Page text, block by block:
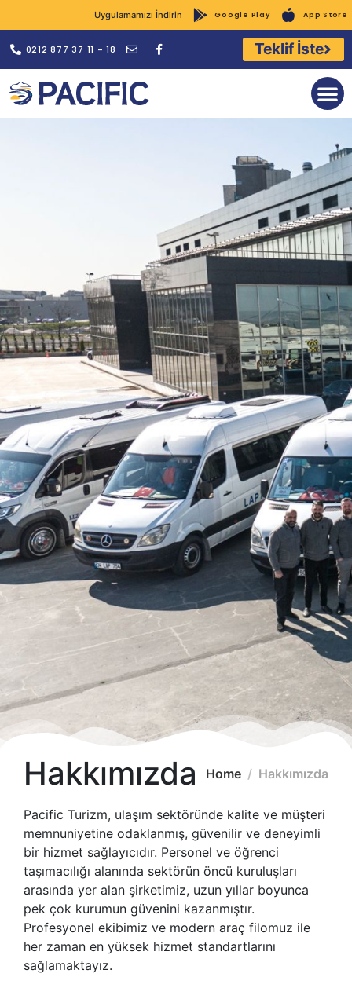
Uygulamamızı İndirin Google Play App Store
0212 877 37 11 - 18 Teklif İste
Hakkımızda Home Hakkımızda
Pacific Turizm, ulaşım sektöründe kalite ve müşteri
memnuniyetine odaklanmış, güvenilir ve deneyimli
bir hizmet sağlayıcıdır. Personel ve öğrenci
taşımacılığı alanında sektörün öncü kuruluşları
arasında yer alan şirketimiz, uzun yıllar boyunca
pek çok kurumun güvenini kazanmıştır.
Profesyonel ekibimiz ve modern araç filomuz ile
her zaman en yüksek hizmet standartlarını
sağlamaktayız.